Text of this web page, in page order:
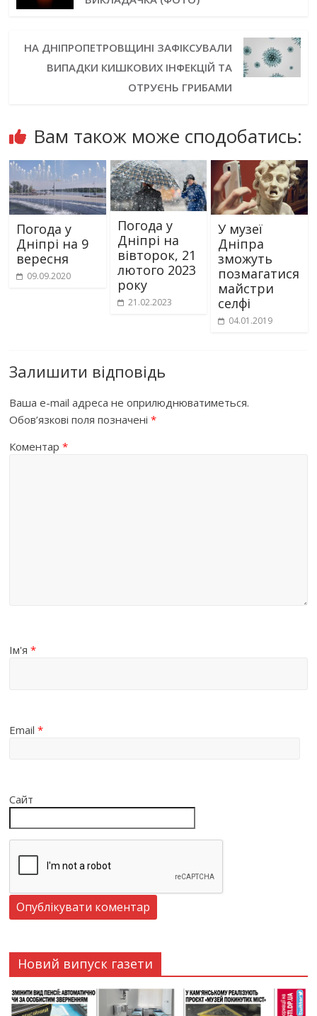
НА ДНІПРОПЕТРОВЩИНІ ЗАФІКСУВАЛИ
ВИПАДКИ КИШКОВИХ ІНФЕКЦІЙ ТА
ОТРУЄНЬ ГРИБАМИ
Вам також може сподобатись:
Погода у
Дніпрі на 9
вересня
09.09.2020
Погода у
Дніпрі на
вівторок, 21
лютого 2023
року
21.02.2023
У музеї
Дніпра
зможуть
позмагатися
майстри
селфі
04.01.2019
Залишити відповідь
Ваша e-mail адреса не оприлюднюватиметься.
Обов’язкові поля позначені*
Коментар*
Ім'я*
Email*
Сайт
Новий випуск газети